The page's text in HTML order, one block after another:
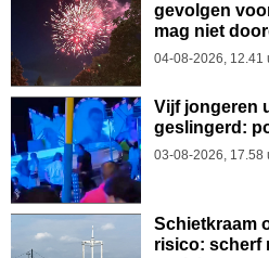
gevolgen
mag niet
04-08-2026, 12.41
Vijf jongeren
geslingerd:
03-08-2026, 17.58
Schietkraam
risico: scherf